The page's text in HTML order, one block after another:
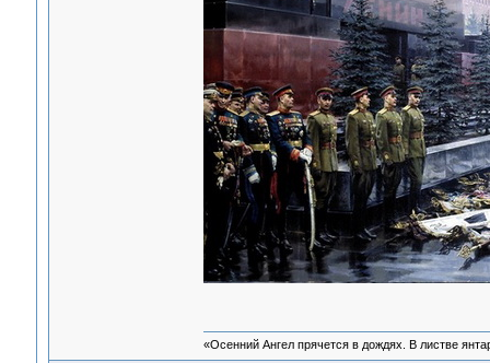
«Осенний Ангел прячется в дождях. В листве